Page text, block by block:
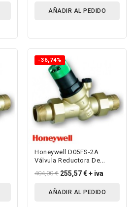
AÑADIR AL PEDIDO
-36,74%
Honeywell D05FS-2A
Válvula Reductora De
Presión Con Escala
Manométrica Para...
404,00 € 255,57 €+ iva
AÑADIR AL PEDIDO